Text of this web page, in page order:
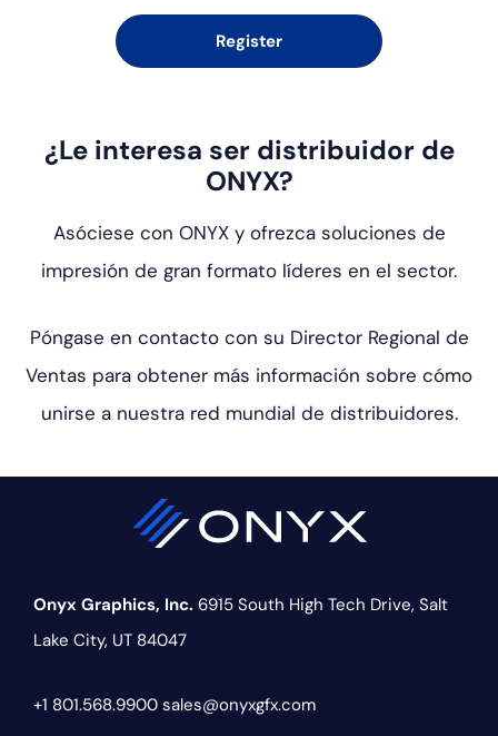
Register
¿Le interesa ser distribuidor de
ONYX?
Asóciese con ONYX y ofrezca soluciones de
impresión de gran formato líderes en el sector.
Póngase en contacto con su Director Regional de
Ventas para obtener más información sobre cómo
unirse a nuestra red mundial de distribuidores.
Onyx Graphics, Inc. 6915 South High Tech Drive, Salt
Lake City, UT 84047
+1 801.568.9900 sales@onyxgfx.com